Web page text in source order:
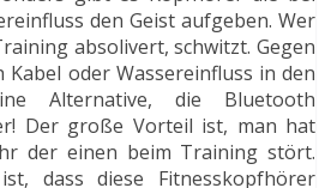
den Geist aufgeben. Wer
absolivert, schwitzt. Gegen
oder Wassereinfluss in den
Alternative, die Bluetooth
Der große Vorteil ist, man hat
der einen beim Training stört.
dass diese Fitnesskopfhörer